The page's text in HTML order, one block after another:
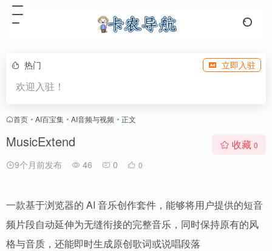
热门 立即入驻
欢迎入驻！
首页 • AI百宝集 • AI音频与视频 • 正文
MusicExtend
9个月前发布 46 0 0
收藏 0
一款基于浏览器的 AI 音乐创作套件，能够将用户提供的短音
频片段自动延伸为无缝衔接的完整音乐，同时保持原有的风
格与音质，还能即时生成原创歌词或说唱段落